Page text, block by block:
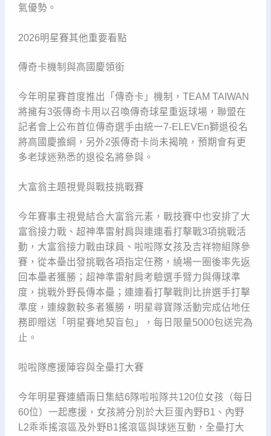
氣優勢。
2026明星賽其他重要看點
傳奇卡機制與高國慶領銜
今年明星賽首度推出「傳奇卡」機制，TEAM TAIWAN
將擁有3張傳奇卡用以召喚傳奇球星重返球場，聯盟在
記者會上公布首位傳奇選手由統一7-ELEVEn獅退役名
將高國慶擔綱，另外2張傳奇卡尚未揭曉，預期會有更
多老球迷熟悉的退役名將參與。
大富翁主題視覺與戰技挑戰賽
今年賽事主視覺結合大富翁元素，戰技賽中也安排了大
富翁接力戰、超神準雷射肩與連連看打擊戰3項挑戰活
動，大富翁接力戰由球員、啦啦隊女孩及吉祥物組隊參
賽，從本壘出發挑戰各項指定任務，繞場一圈後率先返
回本壘者獲勝；超神準雷射肩考驗選手臂力與傳球準
度，挑戰外野長傳本壘；連連看打擊戰則比拚選手打擊
準度，連線數較多者獲勝，明星尋寶隊活動完成佔地任
務即贈送「明星賽地契盲包」，每日限量5000包送完為
止。
啦啦隊應援陣容與全壘打大賽
今年明星賽連續兩日集結6隊啦啦隊共120位女孩（每日
60位）一起應援，女孩將分別於大巨蛋內野B1、內野
L2乖乖搖滾區及外野B1搖滾區與球迷互動，全壘打大